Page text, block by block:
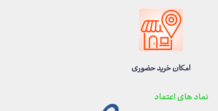
امکان خرید حضوری
نماد های اعتماد